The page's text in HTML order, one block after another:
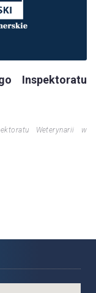
Inspektoratu
Weterynarii w